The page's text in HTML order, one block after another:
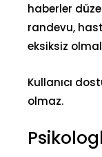
haberler
randevu,
eksiksiz
Kullanıcı
olmaz.